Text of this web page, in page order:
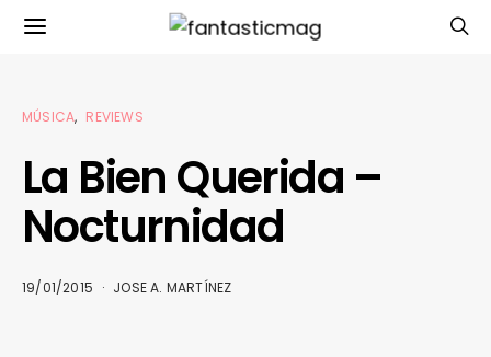
MÚSICA REVIEWS
La Bien Querida –
Nocturnidad
19/01/2015 JOSE A. MARTÍNEZ